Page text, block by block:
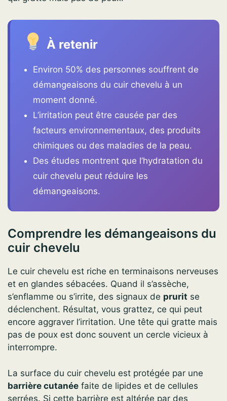
À retenir
Environ 50% des personnes souffrent de
démangeaisons du cuir chevelu à un
moment donné.
L’irritation peut être causée par des
facteurs environnementaux, des produits
chimiques ou des maladies de la peau.
Des études montrent que l’hydratation du
cuir chevelu peut réduire les
démangeaisons.
Comprendre les démangeaisons du
cuir chevelu
Le cuir chevelu est riche en terminaisons nerveuses
et en glandes sébacées. Quand il s’assèche,
s’enflamme ou s’irrite, des signaux de prurit se
déclenchent. Résultat, vous grattez, ce qui peut
encore aggraver l’irritation. Une tête qui gratte mais
pas de poux est donc souvent un cercle vicieux à
interrompre.
La surface du cuir chevelu est protégée par une
barrière cutanée faite de lipides et de cellules
serrées. Si cette barrière est altérée par des